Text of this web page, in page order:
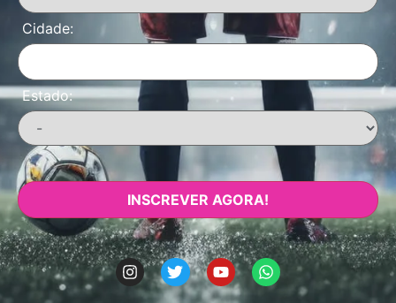
Cidade:
Estado:
INSCREVER AGORA!